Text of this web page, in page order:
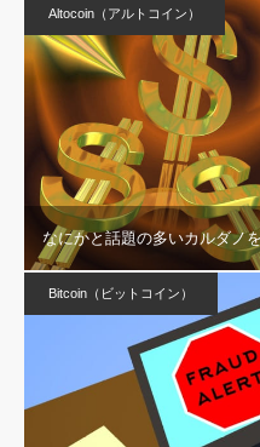
Altocoin（アルトコイン）
なにかと話題の多いカルダノ
Bitcoin（ビットコイン）